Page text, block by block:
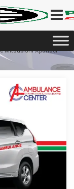
Mitsubishi Xpander